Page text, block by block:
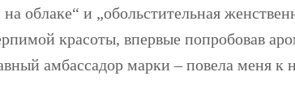
облаке“ и „обольстительная
красоты, впервые попробовав
амбассадор марки – повела меня к